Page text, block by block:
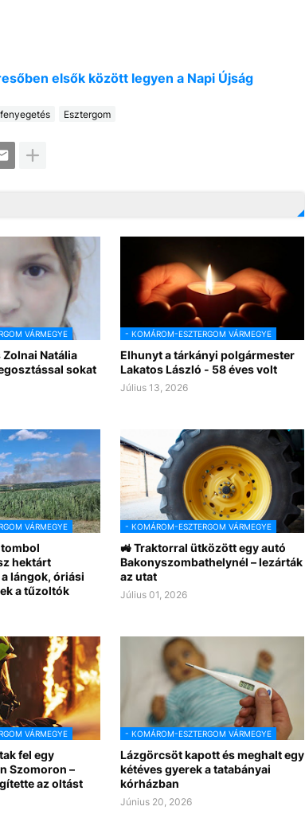
elsők között legyen a Napi Újság
Esztergom
VÁRMEGYE
Zolnai Natália
sokat
- KOMÁROM-ESZTERGOM VÁRMEGYE
Elhunyt a tárkányi polgármester
Lakatos László - 58 éves volt
Július 13, 2026
VÁRMEGYE
tombol
hektárt
lángok, óriási
a tűzoltók
- KOMÁROM-ESZTERGOM VÁRMEGYE
🚜 Traktorral ütközött egy autó
Bakonyszombathelynél – lezárták
az utat
Július 01, 2026
VÁRMEGYE
fel egy
Szomoron –
az oltást
- KOMÁROM-ESZTERGOM VÁRMEGYE
Lázgörcsöt kapott és meghalt egy
kétéves gyerek a tatabányai
kórházban
Június 20, 2026